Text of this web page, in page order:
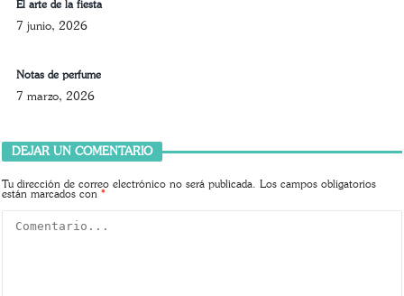
El arte de la fiesta
7 junio, 2026
Notas de perfume
7 marzo, 2026
DEJAR UN COMENTARIO
Tu dirección de correo electrónico no será publicada.
Los campos obligatorios
están marcados con*